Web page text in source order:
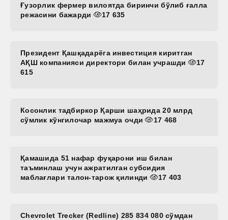
Ғузорлик фермер вилоятда биринчи бўлиб ғалла
режасини бажарди
17 635
Президент Қашқадарёга инвестиция киритган
АҚШ компанияси директори билан учрашди
17
615
Косонлик тадбиркор Қарши шаҳрида 20 млрд
сўмлик кўнгилочар мажмуа очди
17 468
Қамашида 51 нафар фуқарони иш билан
таъминлаш учун ажратилган субсидия
маблағлари талон-тарож қилинди
17 403
Chevrolet Trecker (Redline) 285 834 080 сўмдан